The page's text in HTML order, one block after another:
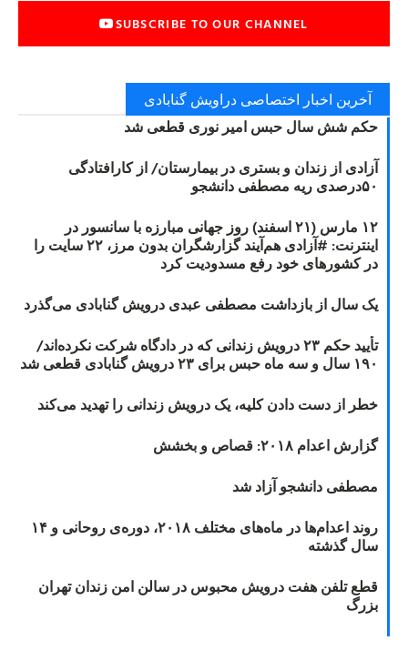
SUBSCRIBE TO OUR CHANNEL
آخرین اخبار اختصاصی دراویش گنابادی
حکم شش سال حبس امیر نوری قطعی شد
آزادی از زندان و بستری در بیمارستان/ از کارافتادگی
۵۰درصدی ریه مصطفی دانشجو
۱۲ مارس (۲۱ اسفند) روز جهانی مبارزه با سانسور در
اینترنت: #آزادی هم‌آیند گزارشگران‌ بدون مرز، ۲۲ سایت را
در کشورهای خود رفع مسدودیت کرد
یک سال از بازداشت مصطفی عبدی درویش گنابادی می‌گذرد
تأیید حکم ۲۳ درویش زندانی که در دادگاه شرکت نکرده‌اند/
۱۹۰ سال و سه ماه حبس برای ۲۳ درویش گنابادی قطعی شد
خطر از دست دادن کلیه، یک درویش زندانی را تهدید می‌کند
گزارش اعدام ۲۰۱۸: قصاص و بخشش
مصطفی دانشجو آزاد شد
روند اعدام‌ها در ماه‌های مختلف ۲۰۱۸، دوره‌ی روحانی و ۱۴
سال گذشته
قطع تلفن هفت درویش محبوس در سالن امن زندان تهران
بزرگ